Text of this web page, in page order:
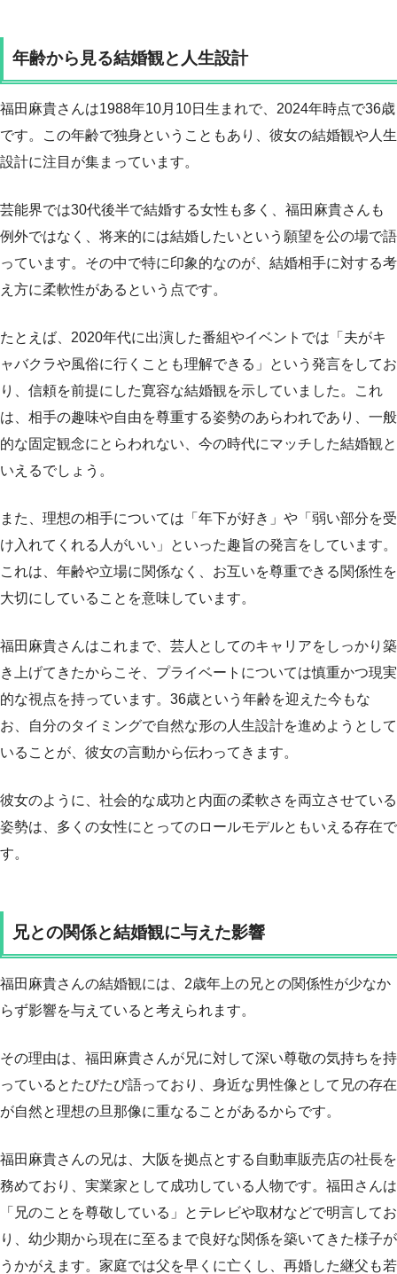
年齢から見る結婚観と人生設計
福田麻貴さんは1988年10月10日生まれで、2024年時点で36歳
です。この年齢で独身ということもあり、彼女の結婚観や人生
設計に注目が集まっています。
芸能界では30代後半で結婚する女性も多く、福田麻貴さんも
例外ではなく、将来的には結婚したいという願望を公の場で語
っています。その中で特に印象的なのが、結婚相手に対する考
え方に柔軟性があるという点です。
たとえば、2020年代に出演した番組やイベントでは「夫がキ
ャバクラや風俗に行くことも理解できる」という発言をしてお
り、信頼を前提にした寛容な結婚観を示していました。これ
は、相手の趣味や自由を尊重する姿勢のあらわれであり、一般
的な固定観念にとらわれない、今の時代にマッチした結婚観と
いえるでしょう。
また、理想の相手については「年下が好き」や「弱い部分を受
け入れてくれる人がいい」といった趣旨の発言をしています。
これは、年齢や立場に関係なく、お互いを尊重できる関係性を
大切にしていることを意味しています。
福田麻貴さんはこれまで、芸人としてのキャリアをしっかり築
き上げてきたからこそ、プライベートについては慎重かつ現実
的な視点を持っています。36歳という年齢を迎えた今もな
お、自分のタイミングで自然な形の人生設計を進めようとして
いることが、彼女の言動から伝わってきます。
彼女のように、社会的な成功と内面の柔軟さを両立させている
姿勢は、多くの女性にとってのロールモデルともいえる存在で
す。
兄との関係と結婚観に与えた影響
福田麻貴さんの結婚観には、2歳年上の兄との関係性が少なか
らず影響を与えていると考えられます。
その理由は、福田麻貴さんが兄に対して深い尊敬の気持ちを持
っているとたびたび語っており、身近な男性像として兄の存在
が自然と理想の旦那像に重なることがあるからです。
福田麻貴さんの兄は、大阪を拠点とする自動車販売店の社長を
務めており、実業家として成功している人物です。福田さんは
「兄のことを尊敬している」とテレビや取材などで明言してお
り、幼少期から現在に至るまで良好な関係を築いてきた様子が
うかがえます。家庭では父を早くに亡くし、再婚した継父も若